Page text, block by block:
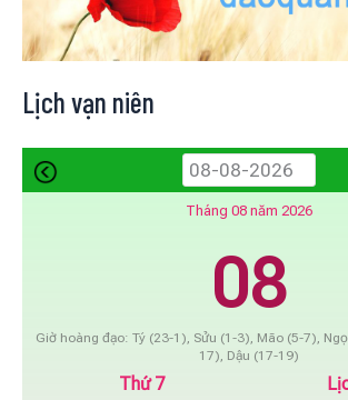
Lịch vạn niên
Tháng 08 năm 2026
08
Giờ hoàng đạo: Tý (23-1), Sửu (1-3), Mão (5-7),
17), Dậu (17-19)
Thứ 7